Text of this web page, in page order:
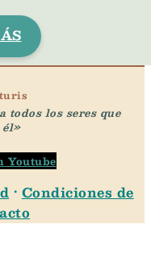
todos los seres que
Youtube
· Condiciones de